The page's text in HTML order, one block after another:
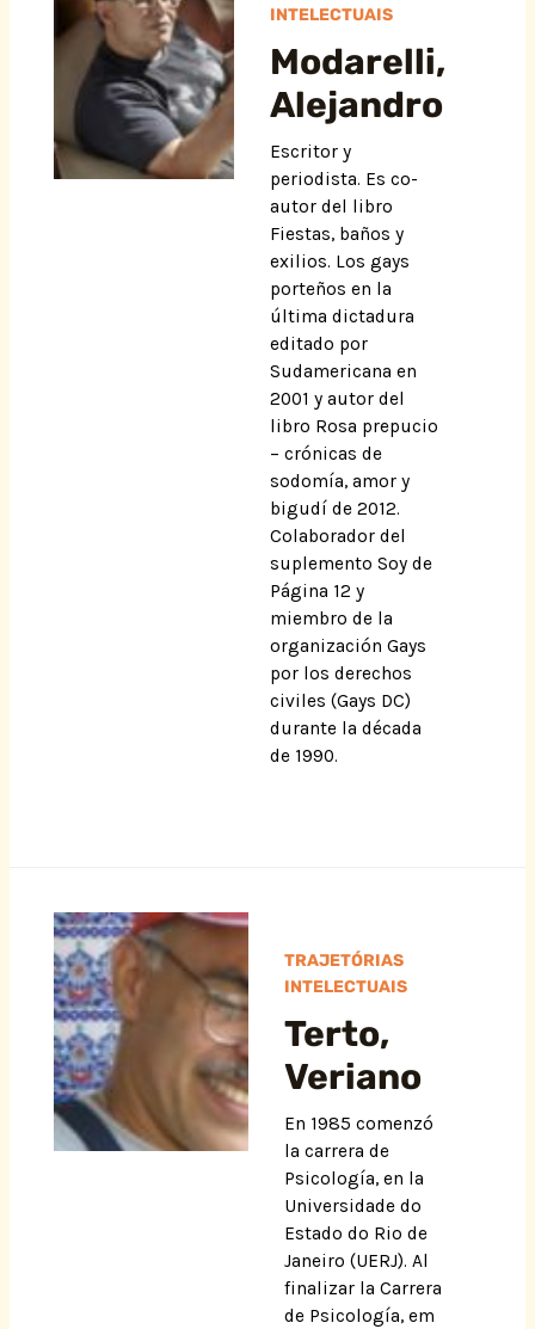
INTELECTUAIS
Modarelli,
Alejandro
Escritor y
periodista. Es co-
autor del libro
Fiestas, baños y
exilios. Los gays
porteños en la
última dictadura
editado por
Sudamericana en
2001 y autor del
libro Rosa prepucio
– crónicas de
sodomía, amor y
bigudí de 2012.
Colaborador del
suplemento Soy de
Página 12 y
miembro de la
organización Gays
por los derechos
civiles (Gays DC)
durante la década
de 1990.
TRAJETÓRIAS
INTELECTUAIS
Terto,
Veriano
En 1985 comenzó
la carrera de
Psicología, en la
Universidade do
Estado do Rio de
Janeiro (UERJ). Al
finalizar la Carrera
de Psicología, em